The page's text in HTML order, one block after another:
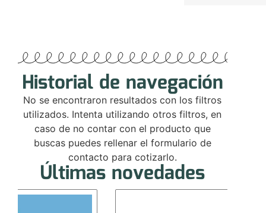
Historial de navegación
No se encontraron resultados con los filtros
utilizados. Intenta utilizando otros filtros, en
caso de no contar con el producto que
buscas puedes rellenar el formulario de
contacto para cotizarlo.
Últimas novedades